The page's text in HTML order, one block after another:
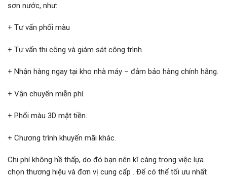
sơn nước, như:
+ Tư vấn phối màu
+ Tư vấn thi công và giám sát công trình.
+ Nhận hàng ngay tại kho nhà máy – đảm bảo hàng chính hãng.
+ Vận chuyển miễn phí.
+ Phối màu 3D mặt tiền.
+ Chương trình khuyến mãi khác.
Chi phí không hề thấp, do đó bạn nên kĩ càng trong việc lựa
chọn thương hiệu và đơn vị cung cấp . Để có thể tối ưu nhất